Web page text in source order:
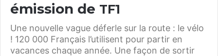
émission de TF1
Une nouvelle vague déferle sur la route : le vélo
! 120 000 Français l’utilisent pour partir en
vacances chaque année. Une façon de sortir